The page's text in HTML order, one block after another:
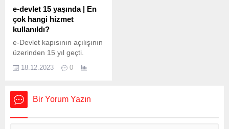
5 Mart’ta başlayan geç
başvurular, bugün saat
23.59’da sona erecek.
İşlemleri Sistemi,...
e-devlet 15 yaşında | En
çok hangi hizmet
kullanıldı?
e-Devlet kapısının açılışının
üzerinden 15 yıl geçti.
Devlet kapısı üzerinden 64
bin 651 hizmete ulaşım
sağlayabiliyor. Bu yıl en çok
18.12.2023 0
Bir Yorum Yazın